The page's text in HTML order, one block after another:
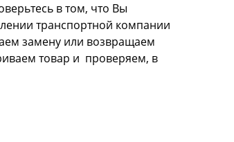
в том, что Вы
транспортной компании
замену или возвращаем
товар и проверяем, в